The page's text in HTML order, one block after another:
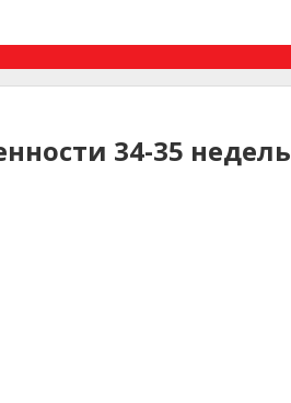
34-35 недель